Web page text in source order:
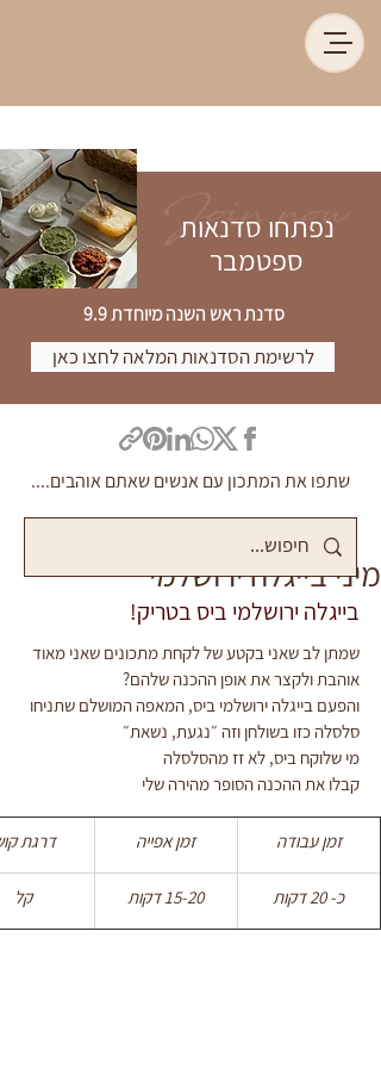
Join now
נפתחו סדנאות
ספטמבר
סדנת ראש השנה מיוחדת 9.9
לרשימת הסדנאות המלאה לחצו כאן
שתפו את המתכון עם אנשים שאתם אוהבים....
מיני בייגלה ירושלמי
בייגלה ירושלמי ביס בטריק!
שמתן לב שאני בקטע של לקחת מתכונים שאני מאוד
אוהבת ולקצר את אופן ההכנה שלהם?
והפעם בייגלה ירושלמי ביס, המאפה המושלם שתניחו
סלסלה כזו בשולחן וזה ״נגעת, נשאת״
מי שלוקח ביס, לא זז מהסלסלה
קבלו את ההכנה הסופר מהירה שלי
זמן עבודה זמן אפייה דרגת
כ- 20 דקות 15-20 דקות קל